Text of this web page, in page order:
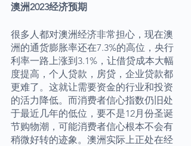
澳洲2023经济预期
很多人都对澳洲经济非常担心，现在澳
洲的通货膨胀率还在7.3%的高位，央行
利率一路上涨到3.1%，让借贷成本大幅
度提高，个人贷款，房贷，企业贷款都
更难了。这就让需要资金的行业和投资
的活力降低。而消费者信心指数仍旧处
于最近几年的低位，要不是12月份圣诞
节购物潮，可能消费者信心根本不会有
稍微好转的迹象。澳洲实际上正处在经